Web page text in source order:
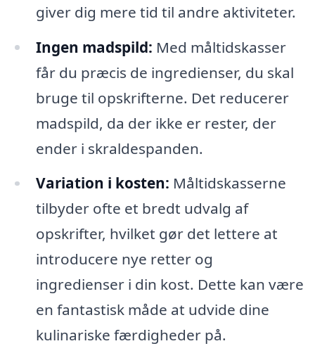
giver dig mere tid til andre aktiviteter.
Ingen madspild: Med måltidskasser
får du præcis de ingredienser, du skal
bruge til opskrifterne. Det reducerer
madspild, da der ikke er rester, der
ender i skraldespanden.
Variation i kosten: Måltidskasserne
tilbyder ofte et bredt udvalg af
opskrifter, hvilket gør det lettere at
introducere nye retter og
ingredienser i din kost. Dette kan være
en fantastisk måde at udvide dine
kulinariske færdigheder på.